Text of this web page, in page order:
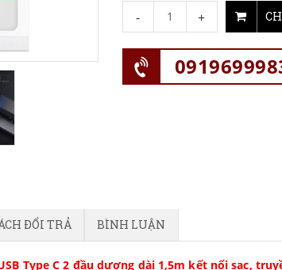
- +
ĐỔI TRẢ BÌNH LUẬN
Type C 2 đầu dương dài 1,5m kết nối sạc,